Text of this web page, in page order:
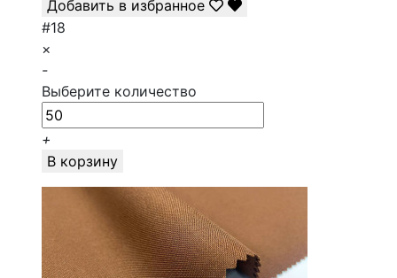
Добавить в избранное
#18
×
-
Выберите количество
+
В корзину